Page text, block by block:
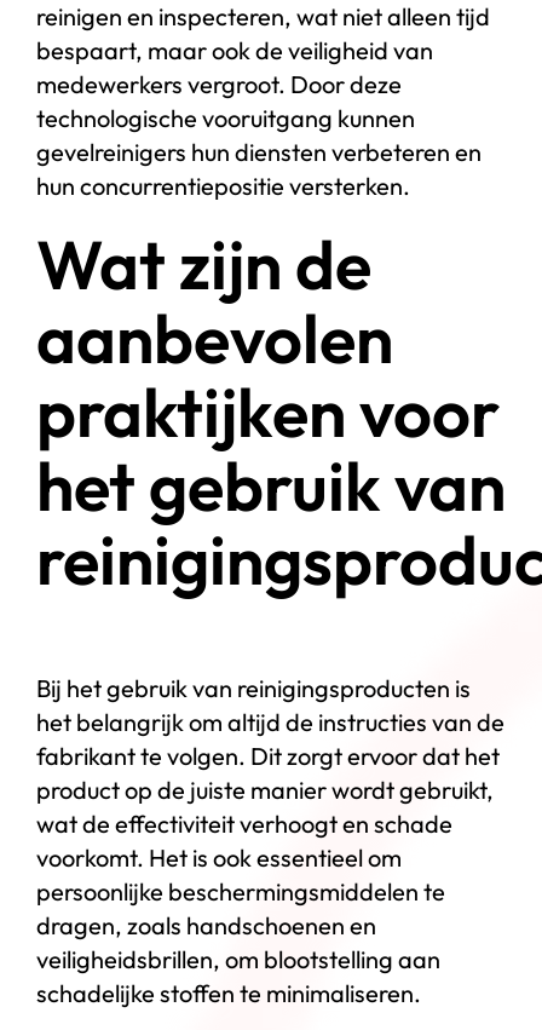
reinigen en inspecteren, wat niet alleen tijd
bespaart, maar ook de veiligheid van
medewerkers vergroot. Door deze
technologische vooruitgang kunnen
gevelreinigers hun diensten verbeteren en
hun concurrentiepositie versterken.
Wat zijn de
aanbevolen
praktijken voor
het gebruik van
Bij het gebruik van reinigingsproducten is
het belangrijk om altijd de instructies van de
fabrikant te volgen. Dit zorgt ervoor dat het
product op de juiste manier wordt gebruikt,
wat de effectiviteit verhoogt en schade
voorkomt. Het is ook essentieel om
persoonlijke beschermingsmiddelen te
dragen, zoals handschoenen en
veiligheidsbrillen, om blootstelling aan
schadelijke stoffen te minimaliseren.